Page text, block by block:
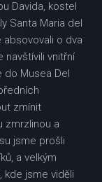
Davida, kostel
Santa Maria del
o dva
navštívili vnitřní
do Musea Del
zmínit
zmrzlinou a
jsme prošli
a velkým
kde jsme viděli